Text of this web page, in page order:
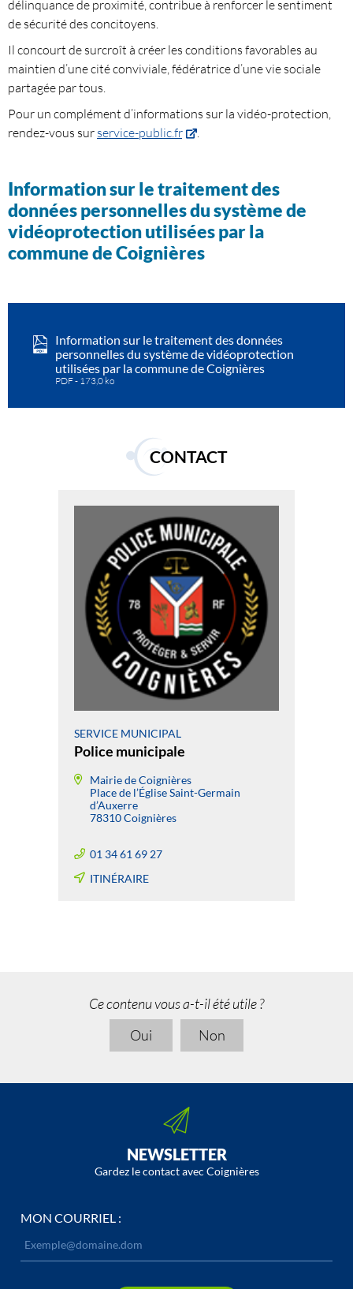
délinquance de proximité, contribue à renforcer le sentiment
de sécurité des concitoyens.
Il concourt de surcroît à créer les conditions favorables au
maintien d’une cité conviviale, fédératrice d’une vie sociale
partagée par tous.
Pour un complément d’informations sur la vidéo-protection,
rendez-vous sur service-public.fr
Information sur le traitement des
données personnelles du système de
vidéoprotection utilisées par la
commune de Coignières
Information sur le traitement des données
personnelles du système de vidéoprotection
utilisées par la commune de Coignières
PDF 173,0 ko
CONTACT
SERVICE MUNICIPAL
Police municipale
Mairie de Coignières
Place de l’Église Saint-Germain
d’Auxerre
78310 Coignières
01 34 61 69 27
ITINÉRAIRE
Ce contenu vous a-t-il été utile ?
Oui
Non
NEWSLETTER
Gardez le contact avec Coignières
MON COURRIEL :